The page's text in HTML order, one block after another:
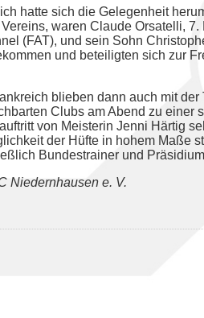
hatte sich die Gelegenheit
waren Claude Orsatelli,
(FAT), und sein Sohn
und beteiligten sich zur
blieben dann auch mit
Clubs am Abend zu einer
von Meisterin Jenni Härtig
der Hüfte in hohem Maße
Bundestrainer und
Niedernhausen e. V.